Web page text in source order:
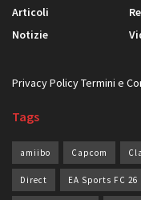
Articoli
Notizie
Privacy PolicyTermini e
Tags
amiibo Capcom
Direct EA Sports FC 26